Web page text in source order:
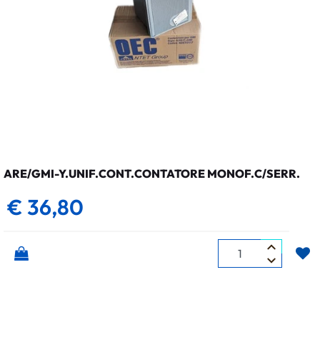
ARE/GMI-Y.UNIF.CONT.CONTATORE MONOF.C/SERR.
€ 36,80
Quantità